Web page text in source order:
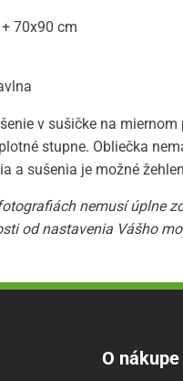
70x90 cm
v sušičke na
stupne. Obliečka
a sušenia je možné
nemusí úplne
od nastavenia Vášho
O nákupe